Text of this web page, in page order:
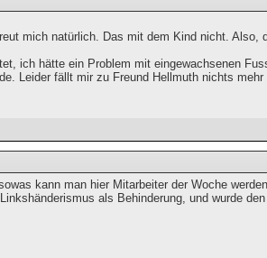
mich natürlich. Das mit dem Kind nicht. Also,
ich hätte ein Problem mit eingewachsenen
Leider fällt mir zu Freund Hellmuth nichts mehr
kann man hier Mitarbeiter der Woche
als Behinderung, und wurde